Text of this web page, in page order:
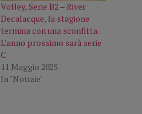
Volley, Serie B2 – River
Decalacque, la stagione
termina con una sconfitta.
L’anno prossimo sarà serie
C
11 Maggio 2025
In "Notizie"